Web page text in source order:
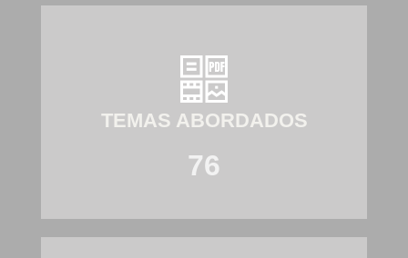
TEMAS ABORDADOS
76